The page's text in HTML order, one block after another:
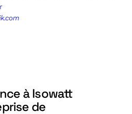
à Isowatt
de